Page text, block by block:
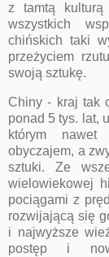
z tamtą
wszystkich
chińskich taki
przeżyciem
swoją sztukę.
Chiny - kraj tak
ponad 5 tys. lat,
którym nawet
obyczajem, a
sztuki. Ze
wielowiekowej
pociągami z
rozwijającą się
i najwyższe
postęp i